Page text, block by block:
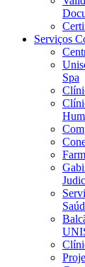
Serviços
Spa